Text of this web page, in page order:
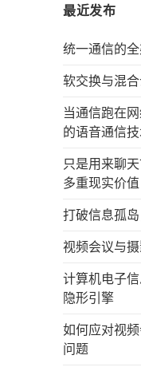
最近发布
统一通信的‌
软交换与混
当通信跑在
的语音通信
只是用来聊
多重现实价值
打破信息孤
视频会议与
计算机电子
隐形引擎
如何应对视
问题